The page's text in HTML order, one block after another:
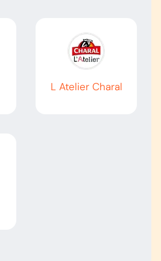
L Atelier Charal